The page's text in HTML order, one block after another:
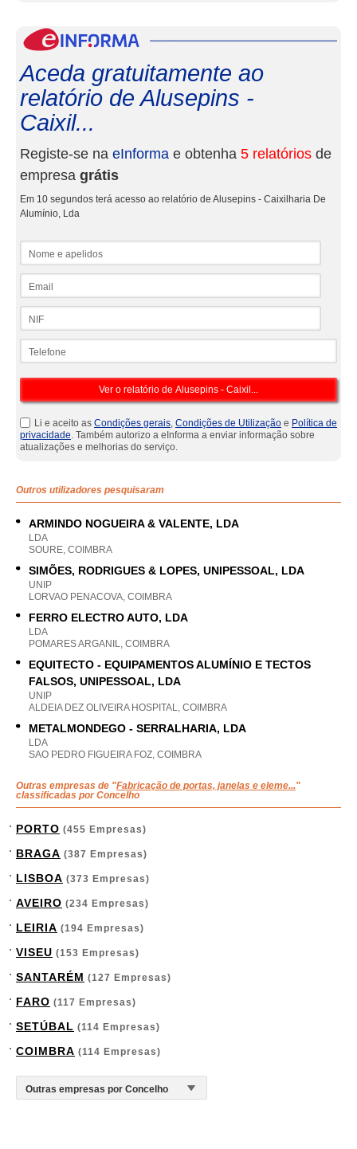
Aceda gratuitamente ao
relatório de Alusepins -
Caixil...
Registe-se na eInforma e obtenha 5 relatórios de
empresa grátis
Em 10 segundos terá acesso ao relatório de Alusepins - Caixilharia De
Alumínio, Lda
Li e aceito as Condições gerais, Condições de Utilização e Política de
privacidade. Também autorizo a eInforma a enviar informação sobre
atualizações e melhorias do serviço.
Outros utilizadores pesquisaram
ARMINDO NOGUEIRA & VALENTE, LDA
LDA
SOURE, COIMBRA
SIMÕES, RODRIGUES & LOPES, UNIPESSOAL, LDA
UNIP
LORVAO PENACOVA, COIMBRA
FERRO ELECTRO AUTO, LDA
LDA
POMARES ARGANIL, COIMBRA
EQUITECTO - EQUIPAMENTOS ALUMÍNIO E TECTOS
FALSOS, UNIPESSOAL, LDA
UNIP
ALDEIA DEZ OLIVEIRA HOSPITAL, COIMBRA
METALMONDEGO - SERRALHARIA, LDA
LDA
SAO PEDRO FIGUEIRA FOZ, COIMBRA
Outras empresas de "Fabricação de portas, janelas e eleme..."
classificadas por Concelho
PORTO (455 Empresas)
BRAGA (387 Empresas)
LISBOA (373 Empresas)
AVEIRO (234 Empresas)
LEIRIA (194 Empresas)
VISEU (153 Empresas)
SANTARÉM (127 Empresas)
FARO (117 Empresas)
SETÚBAL (114 Empresas)
COIMBRA (114 Empresas)